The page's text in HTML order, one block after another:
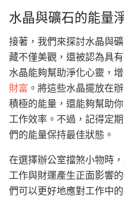
水晶與礦石的能量
接著，我們來探討水晶與
藏不僅美觀，還被認為具
水晶能夠幫助淨化心靈，
財富 。將這些水晶擺放在
積極的能量，還能夠幫助
工作效率。不過，記得定
們的能量保持最佳狀態。
在選擇辦公室擋煞小物時
工作與財運產生正面影響
們可以更好地應對工作中